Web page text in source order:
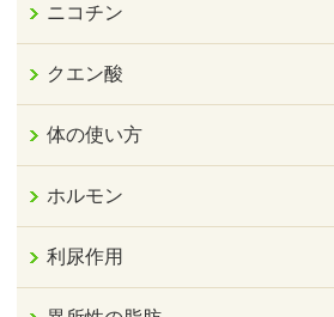
ニコチン
クエン酸
体の使い方
ホルモン
利尿作用